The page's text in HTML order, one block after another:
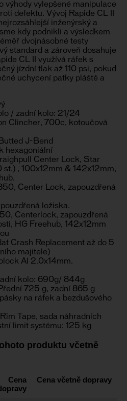
výhody vylepšené manipulace
defektu. Vývoj Rapide CL II
inženýrský a
kdy podnikli a výsledkem
dvojnásobné testy
standard a zároveň dosahuje
CL II využívá ráfek s
jízdní tlak až 110 psi, pokud
uchycení patky pláště a
/ zadní kolo: 21/24
Clincher, 700c, kotoučová
J-Bend
hexagoniální
Center Lock, Star
st.) , 100x12mm & 142x12mm,
Center Lock, zapouzdřená
ložiska.
Centerlock, zapouzdřená
HG Freehub, 142x12mm
Crash Replacement až do 5
majitele)
Al 2.0x14mm.
kolo: 690g/ 844g
725 g, zadní 865 g
na ráfek a bezdušového
Tape, sada náhradních
limit systému: 125 kg
produktu včetně
Cena
Cena včetně dopravy